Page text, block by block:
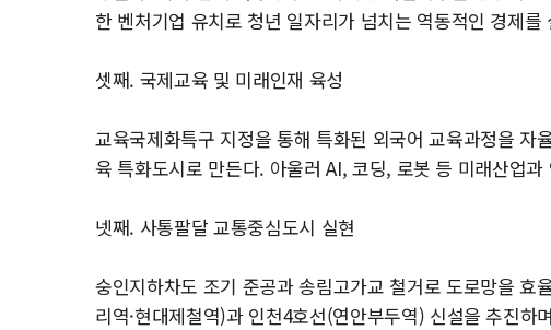
한 벤처기업 유치로 청년 일자리가 넘치는 역동적인 경제를
셋째. 국제교육 및 미래인재 육성
교육국제화특구 지정을 통해 특화된 외국어 교육과정을 자
육 특화도시로 만든다. 아울러 AI, 코딩, 로봇 등 미래산업
넷째. 사통팔달 교통중심도시 실현
숭인지하차도 조기 준공과 송림고가교 철거로 도로망을 효
리역·현대제철역)과 인천4호선(연안부두역) 신설을 추진